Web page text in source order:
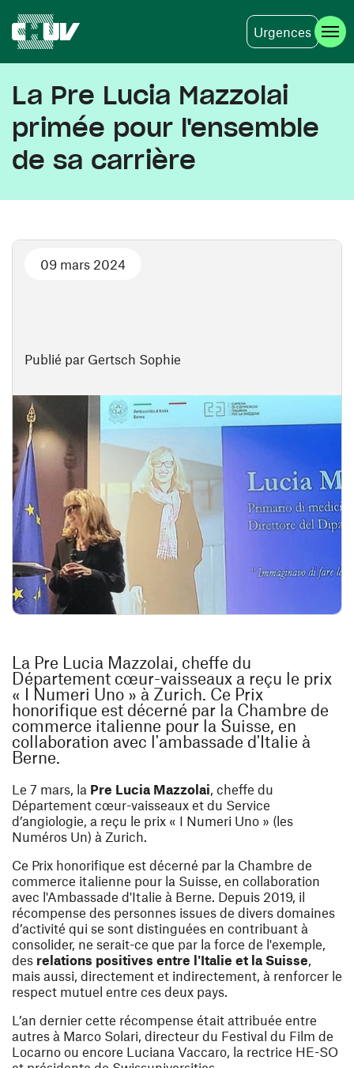
Urgences
La Pre Lucia Mazzolai
primée pour l'ensemble
de sa carrière
Publié par Gertsch Sophie
09 mars 2024
La Pre Lucia Mazzolai, cheffe du
Département cœur-vaisseaux a reçu le prix
« I Numeri Uno » à Zurich. Ce Prix
honorifique est décerné par la Chambre de
commerce italienne pour la Suisse, en
collaboration avec l'ambassade d'Italie à
Berne.
Le 7 mars, la Pre Lucia Mazzolai, cheffe du
Département cœur-vaisseaux et du Service
d’angiologie, a reçu le prix « I Numeri Uno » (les
Numéros Un) à Zurich.
Ce Prix honorifique est décerné par la Chambre de
commerce italienne pour la Suisse, en collaboration
avec l'Ambassade d'Italie à Berne. Depuis 2019, il
récompense des personnes issues de divers domaines
d’activité qui se sont distinguées en contribuant à
consolider, ne serait-ce que par la force de l'exemple,
des relations positives entre l'Italie et la Suisse,
mais aussi, directement et indirectement, à renforcer le
respect mutuel entre ces deux pays.
L’an dernier cette récompense était attribuée entre
autres à Marco Solari, directeur du Festival du Film de
Locarno ou encore Luciana Vaccaro, la rectrice HE-SO